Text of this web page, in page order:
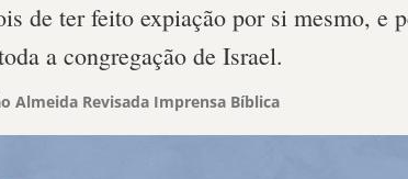
de ter feito expiação por si mesmo, e
a congregação de Israel.
Almeida Revisada Imprensa Bíblica